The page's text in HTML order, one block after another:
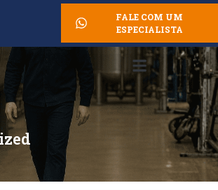
FALE COM UM
ESPECIALISTA